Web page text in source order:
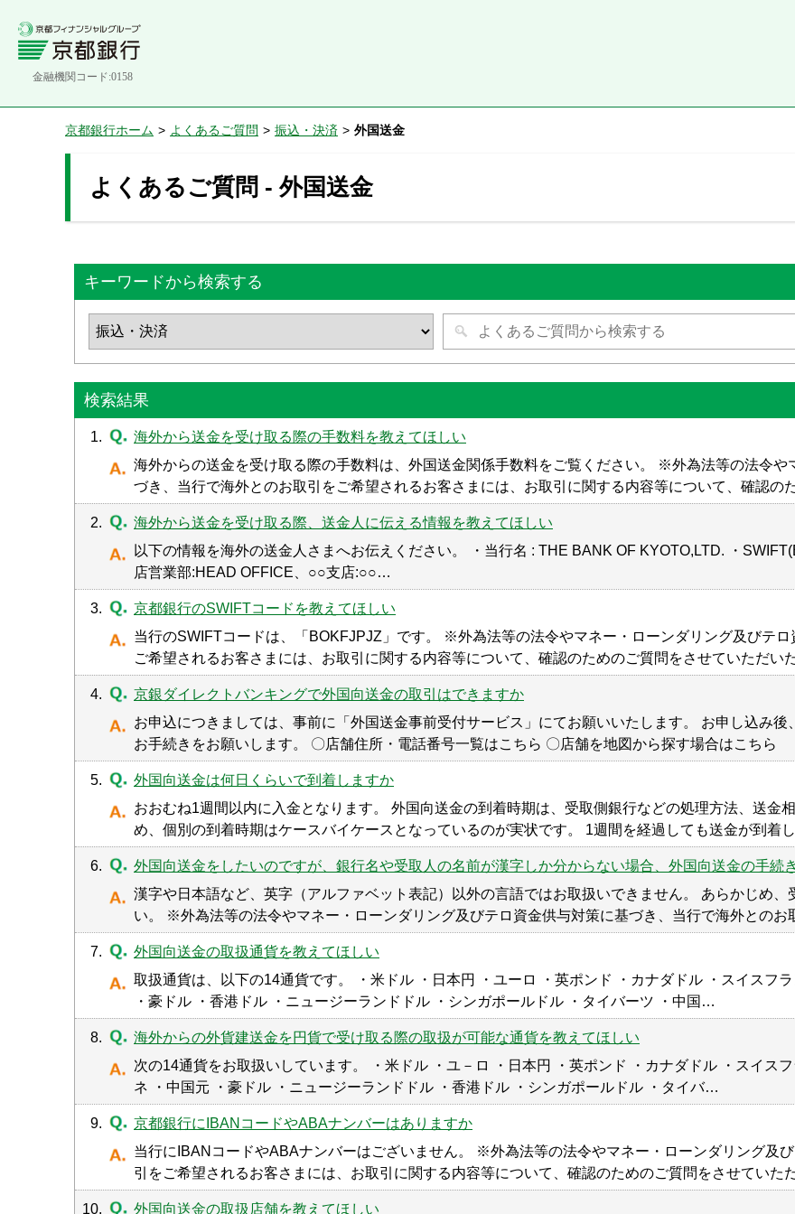
金融機関コード:0158
京都銀行ホーム > よくあるご質問 > 振込・決済 > 外国送金
よくあるご質問 - 外国送金
キーワードから検索する
検索結果
1.
海外から送金を受け取る際の手数料を教えてほしい
海外からの送金を受け取る際の手数料は、外国送金関係手数料をご覧ください。 ※外為法等の法令
づき、当行で海外とのお取引をご希望されるお客さまには、お取引に関する内容等について、確認の
2.
海外から送金を受け取る際、送金人に伝える情報を教えてほしい
以下の情報を海外の送金人さまへお伝えください。 ・当行名 : THE BANK OF KYOTO,LTD. ・
店営業部:HEAD OFFICE、○○支店:○○…
3.
京都銀行のSWIFTコードを教えてほしい
当行のSWIFTコードは、「BOKFJPJZ」です。 ※外為法等の法令やマネー・ローンダリング及びテ
ご希望されるお客さまには、お取引に関する内容等について、確認のためのご質問をさせていただい
4.
京銀ダイレクトバンキングで外国向送金の取引はできますか
お申込につきましては、事前に「外国送金事前受付サービス」にてお願いいたします。 お申し込み
お手続きをお願いします。 〇店舗住所・電話番号一覧はこちら 〇店舗を地図から探す場合はこちら
5.
外国向送金は何日くらいで到着しますか
おおむね1週間以内に入金となります。 外国向送金の到着時期は、受取側銀行などの処理方法、送金
め、個別の到着時期はケースバイケースとなっているのが実状です。 1週間を経過しても送金が到着
6.
外国向送金をしたいのですが、銀行名や受取人の名前が漢字しか分からない場合、外国向送金の手続
漢字や日本語など、英字（アルファベット表記）以外の言語ではお取扱いできません。 あらかじめ
い。 ※外為法等の法令やマネー・ローンダリング及びテロ資金供与対策に基づき、当行で海外との
7.
外国向送金の取扱通貨を教えてほしい
取扱通貨は、以下の14通貨です。 ・米ドル ・日本円 ・ユーロ ・英ポンド ・カナダドル ・スイスフ
・豪ドル ・香港ドル ・ニュージーランドドル ・シンガポールドル ・タイバーツ ・中国…
8.
海外からの外貨建送金を円貨で受け取る際の取扱が可能な通貨を教えてほしい
次の14通貨をお取扱いしています。 ・米ドル ・ユ－ロ ・日本円 ・英ポンド ・カナダドル ・スイス
ネ ・中国元 ・豪ドル ・ニュージーランドドル ・香港ドル ・シンガポールドル ・タイバ…
9.
京都銀行にIBANコードやABAナンバーはありますか
当行にIBANコードやABAナンバーはございません。 ※外為法等の法令やマネー・ローンダリング及
引をご希望されるお客さまには、お取引に関する内容等について、確認のためのご質問をさせていた
10. 外国向送金の取扱店舗を教えてほしい